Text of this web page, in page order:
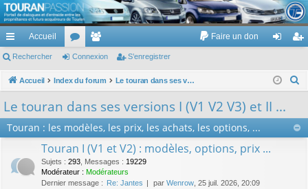
TouranPassion
Le forum des propriétaires ou futurs acquéreurs du Volkswagen Touran
cc
ès
pi
de
Accueil
or
u
s
e
m
es
Faire un don
ne
on
nr
ist
re
Rechercher Connexion S’enregistrer
Accueil Index du forum Le touran dans ses versions I (V1 V2 V3) et II ...
Le touran dans ses versions I (V1 V2 V3) et II ...
Touran : les modèles, les prix, les achats, les options, ...
Touran I (V1 et V2) : modèles, options, prix ...
Sujets : 293 Messages : 19229
Modérateur : Modérateurs
Dernier message : Re: Jantes par Wenrow , 25 juil. 2026, 20:09